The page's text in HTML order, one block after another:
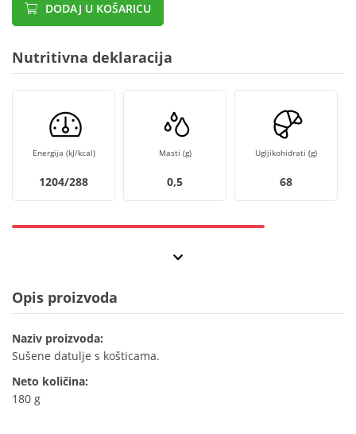
DODAJ U KOŠARICU
Nutritivna deklaracija
Energija (kJ/kcal)
1204/288
Masti (g)
0,5
Ugljikohidrati (g)
68
Opis proizvoda
Naziv proizvoda:
Sušene datulje s košticama.
Neto količina:
180 g